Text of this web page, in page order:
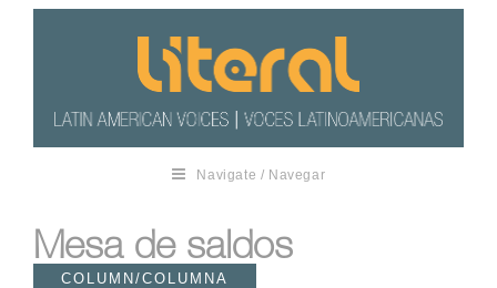
Navigate / Navegar
Mesa de saldos
COLUMN/COLUMNA